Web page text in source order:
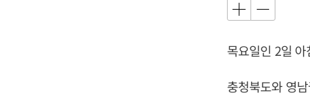
목요일인 2일
충청북도와 영